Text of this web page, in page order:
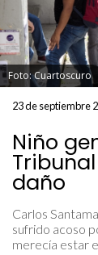
Foto: Cuartoscuro
23 de septiembre
Niño
daño
Carlos
sufrido acoso
merecía estar